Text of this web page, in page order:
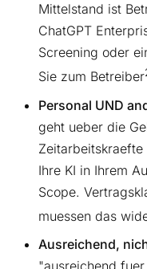
Mittelstand ist
ChatGPT
Screening oder
Sie zum Betreiber
Personal UND
geht ueber die
Ihre KI in Ihrem
Scope.
muessen das
Ausreichend,
"ausreichend